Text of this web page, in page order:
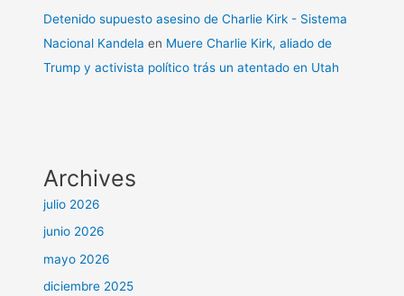
Detenido supuesto asesino de Charlie Kirk - Sistema
Nacional Kandela en Muere Charlie Kirk, aliado de
Trump y activista político trás un atentado en Utah
Archives
julio 2026
junio 2026
mayo 2026
diciembre 2025